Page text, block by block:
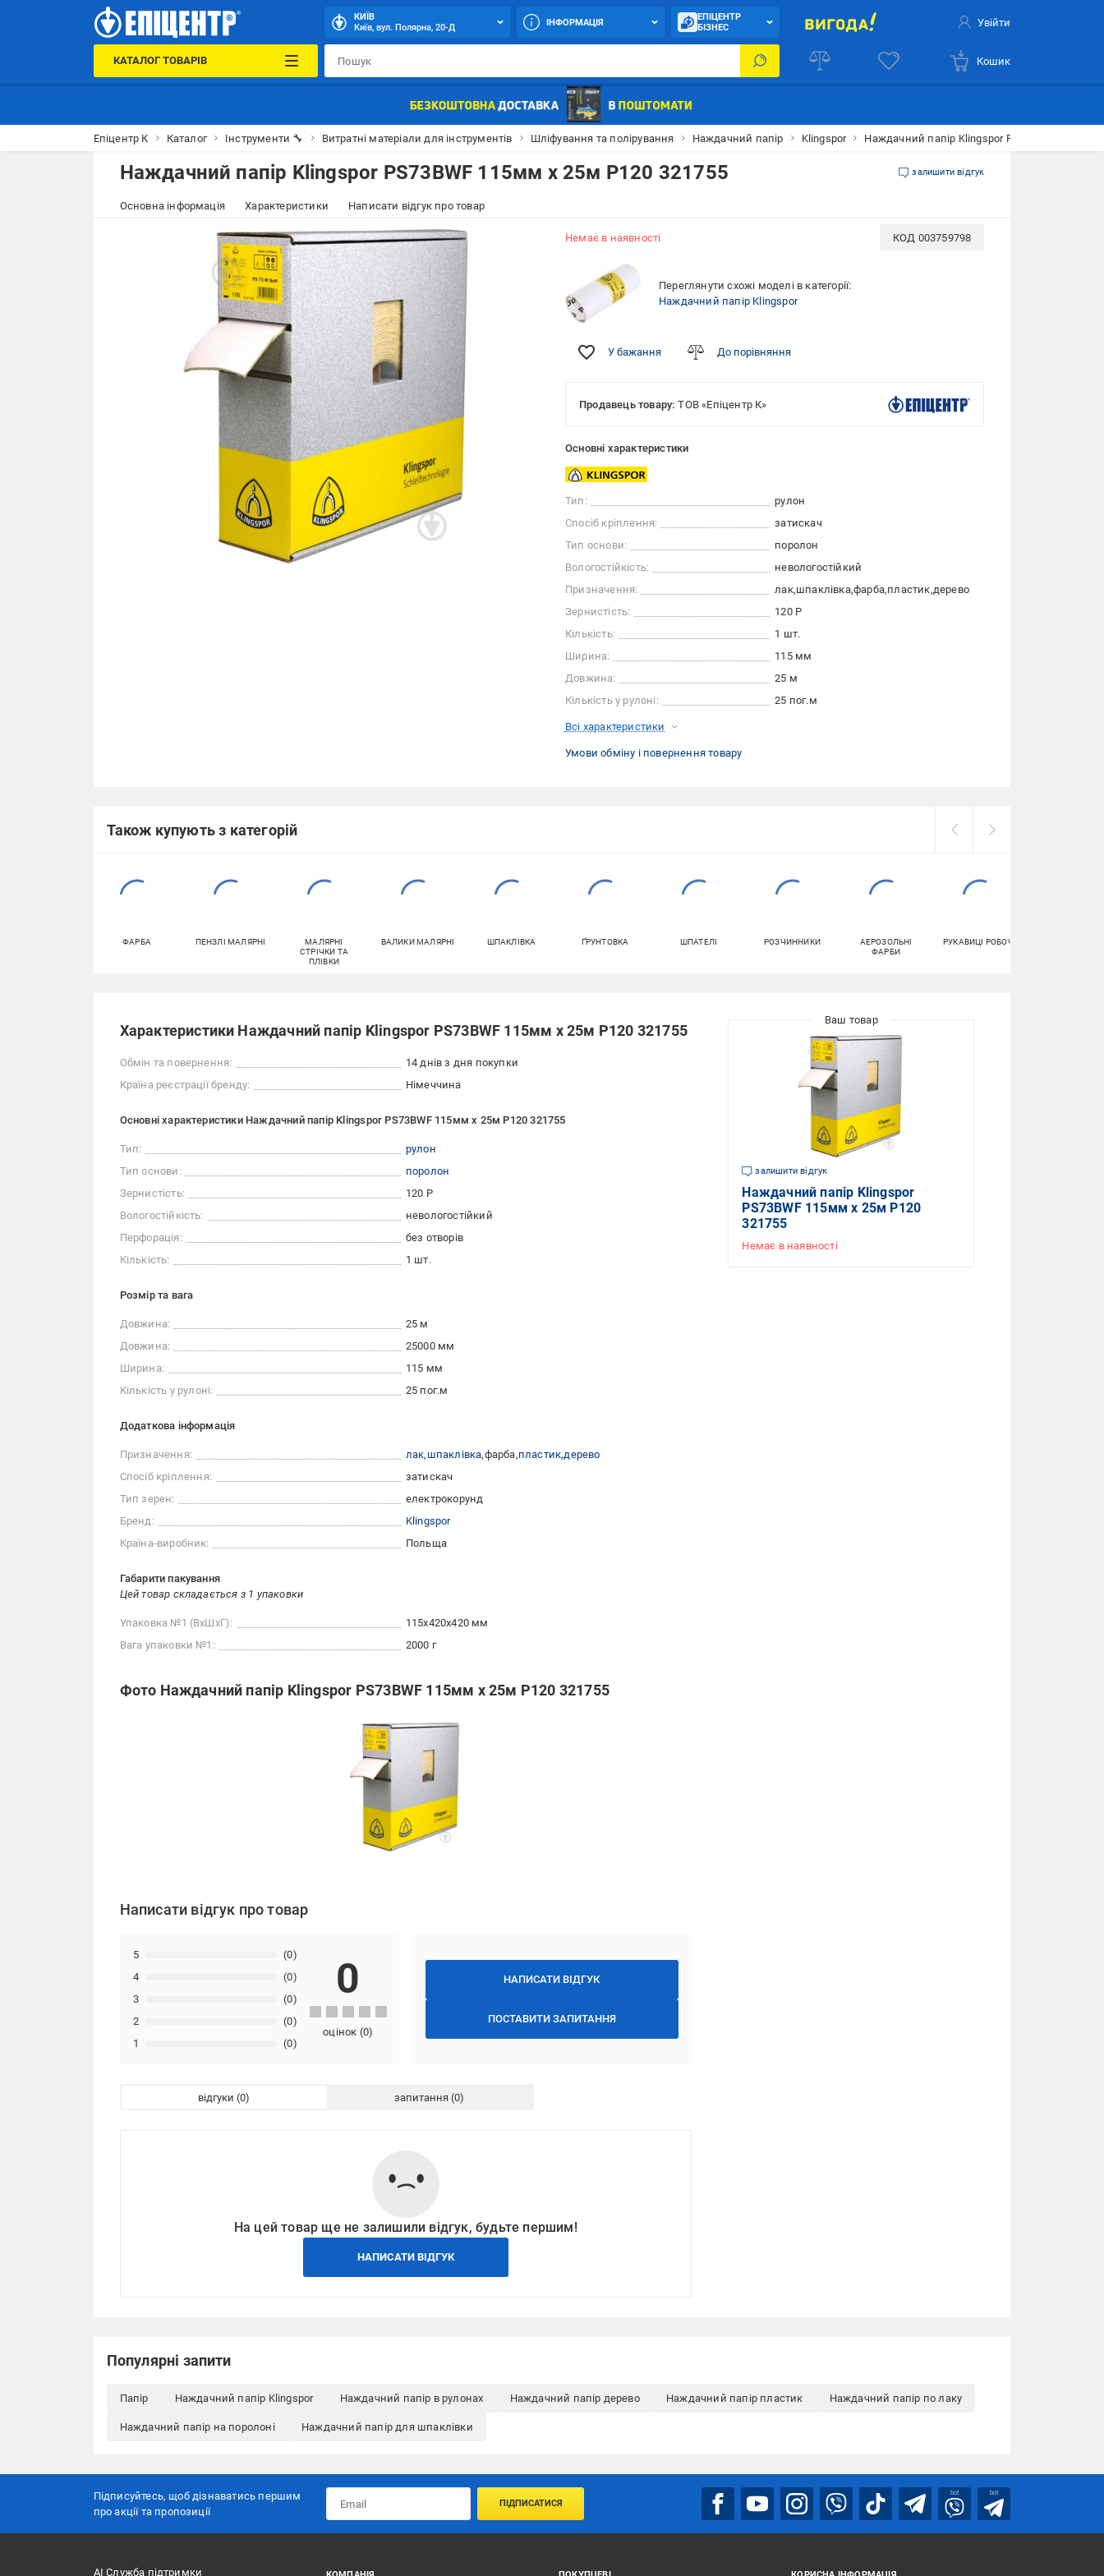
КИЇВ
Київ, вул. Полярна, 20-Д
ІНФОРМАЦІЯ
ЕПІЦЕНТР
БІЗНЕС
Увійти
КАТАЛОГ ТОВАРІВ Кошик
Епіцентр К Каталог Інструменти 🔧 Витратні матеріали для інструментів Шліфування та полірування Наждачний папір Klingspor Наждачний папір Klingspor PS73BWF 115мм x
Наждачний папір Klingspor PS73BWF 115мм x 25м P120 321755 залишити відгук
Основна інформація Характеристики Написати відгук про товар
Немає в наявності КОД 003759798
Переглянути схожі моделі в категорії:
Наждачний папір Klingspor
У бажання До порівняння
Продавець товару: ТОВ «Епіцентр К»
Основні характеристики
Тип:
рулон
Спосіб кріплення:
затискач
Тип основи:
поролон
Вологостійкість:
невологостійкий
Призначення:
лак шпаклівка фарба пластик дерево
Зернистість:
120 Р
Кількість:
1 шт.
Ширина:
115 мм
Довжина:
25 м
Кількість у рулоні:
25 пог.м
Всі характеристики
Умови обміну і повернення товару
Також купують з категорій
ФАРБА ПЕНЗЛІ МАЛЯРНІ
МАЛЯРНІ
СТРІЧКИ ТА
ПЛІВКИ
ВАЛИКИ МАЛЯРНІ ШПАКЛІВКА ҐРУНТОВКА ШПАТЕЛІ РОЗЧИННИКИ
АЕРОЗОЛЬНІ
ФАРБИ
РУКАВИЦІ РОБОЧІ
Характеристики Наждачний папір Klingspor PS73BWF 115мм x 25м P120 321755
Обмін та повернення:
14 днів з дня покупки
Країна реєстрації бренду:
Німеччина
Основні характеристики Наждачний папір Klingspor PS73BWF 115мм x 25м P120 321755
Тип:
рулон
Тип основи:
поролон
Зернистість:
120 Р
Вологостійкість:
невологостійкий
Перфорація:
без отворів
Кількість:
1 шт.
Розмір та вага
Довжина:
25 м
Довжина:
25000 мм
Ширина:
115 мм
Кількість у рулоні:
25 пог.м
Додаткова інформація
Призначення: лак шпаклівка фарба пластик дерево
Спосіб кріплення:
затискач
Тип зерен:
електрокорунд
Бренд:
Klingspor
Країна-виробник:
Польща
Габарити пакування
Цей товар складається з 1 упаковки
Упаковка №1 (ВхШхГ):
115x420x420 мм
Вага упаковки №1:
2000 г
Фото Наждачний папір Klingspor PS73BWF 115мм x 25м P120 321755
Написати відгук про товар
НАПИСАТИ ВІДГУК
ПОСТАВИТИ ЗАПИТАННЯ
1 (0)
2 (0)
3 (0)
4 (0)
5 (0)
0
оцінок (0)
відгуки запитання
На цей товар ще не залишили відгук, будьте першим!
НАПИСАТИ ВІДГУК
залишити відгук
Наждачний папір Klingspor
PS73BWF 115мм x 25м P120
321755
Немає в наявності
Популярні запити
Папір Наждачний папір Klingspor Наждачний папір в рулонах Наждачний папір дерево Наждачний папір пластик Наждачний папір по лаку
Наждачний папір на поролоні Наждачний папір для шпаклівки
Підписуйтесь, щоб дізнаватись першим
про акції та пропозиції
ПІДПИСАТИСЯ
bot bot
АІ Служба підтримки